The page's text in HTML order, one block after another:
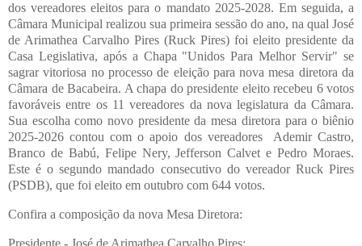
dos vereadores eleitos para o mandato 2025-2028. Em seguida, a
Câmara Municipal realizou sua primeira sessão do ano, na qual José
de Arimathea Carvalho Pires (Ruck Pires) foi eleito presidente da
Casa Legislativa, após a Chapa "Unidos Para Melhor Servir" se
sagrar vitoriosa no processo de eleição para nova mesa diretora da
Câmara de Bacabeira. A chapa do presidente eleito recebeu 6 votos
favoráveis entre os 11 vereadores da nova legislatura da Câmara.
Sua escolha como novo presidente da mesa diretora para o biênio
2025-2026 contou com o apoio dos vereadores Ademir Castro,
Branco de Babú, Felipe Nery, Jefferson Calvet e Pedro Moraes.
Este é o segundo mandado consecutivo do vereador Ruck Pires
(PSDB), que foi eleito em outubro com 644 votos.
Confira a composição da nova Mesa Diretora:
Presidente - José de Arimathea Carvalho Pires;